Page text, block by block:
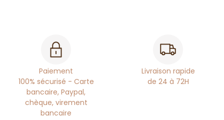
Paiement
100% sécurisé - Carte
bancaire, Paypal,
chèque, virement
bancaire
Livraison rapide
de 24 à 72H